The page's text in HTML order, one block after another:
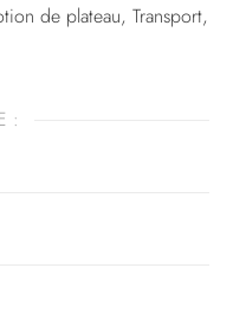
de plateau, Transport,
: